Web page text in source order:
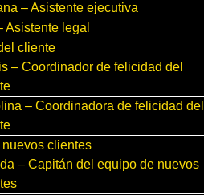
– Asistente ejecutiva
Asistente legal
cliente
– Coordinador de felicidad del
– Coordinadora de felicidad del
clientes
– Capitán del equipo de nuevos